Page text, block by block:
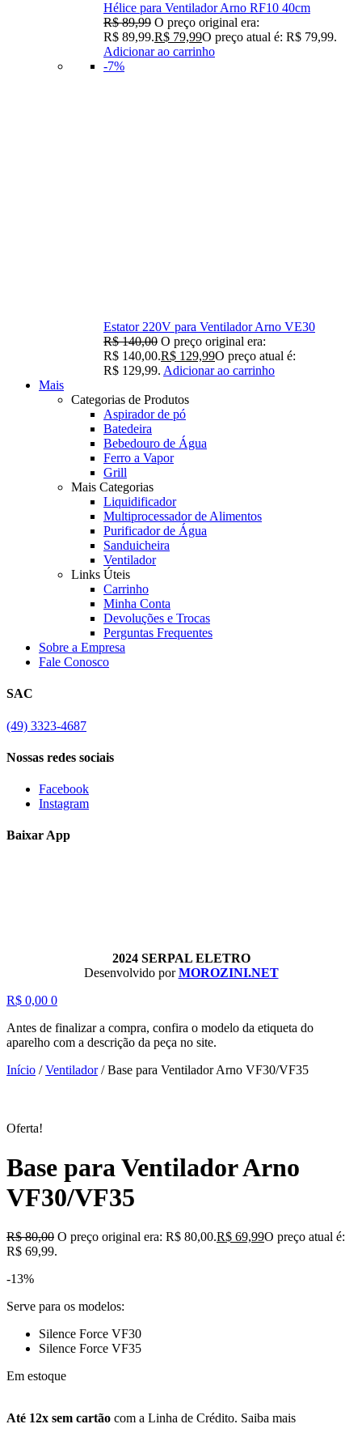
Hélice para Ventilador Arno RF10 40cm
R$89,99 O preço original era:
R$ 89,99.R$ 79,99O preço atual é: R$ 79,99.
Adicionar ao carrinho
-7%
Estator 220V para Ventilador Arno VE30
R$140,00 O preço original era:
R$ 140,00.R$ 129,99O preço atual é:
R$ 129,99. Adicionar ao carrinho
Mais
Categorias de Produtos
Aspirador de pó
Batedeira
Bebedouro de Água
Ferro a Vapor
Grill
Mais Categorias
Liquidificador
Multiprocessador de Alimentos
Purificador de Água
Sanduicheira
Ventilador
Links Úteis
Carrinho
Minha Conta
Devoluções e Trocas
Perguntas Frequentes
Sobre a Empresa
Fale Conosco
SAC
(49) 3323-4687
Nossas redes sociais
Facebook
Instagram
Baixar App
2024 SERPAL ELETRO
Desenvolvido porMOROZINI.NET
R$ 0,00 0
Antes de finalizar a compra, confira o modelo da etiqueta do
aparelho com a descrição da peça no site.
Início /Ventilador/Base para Ventilador Arno VF30/VF35
Oferta!
Base para Ventilador Arno
VF30/VF35
R$80,00 O preço original era: R$ 80,00.R$ 69,99O preço atual é:
R$ 69,99.
-13%
Serve para os modelos:
Silence Force VF30
Silence Force VF35
Em estoque
Até 12x sem cartão com a Linha de Crédito. Saiba mais